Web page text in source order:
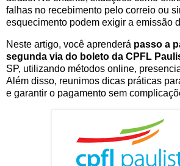
falhas no recebimento pelo correio ou
esquecimento podem exigir a emissão
Neste artigo, você aprenderá passo a
segunda via do boleto da CPFL
SP, utilizando métodos online,
Além disso, reunimos dicas práticas
e garantir o pagamento sem